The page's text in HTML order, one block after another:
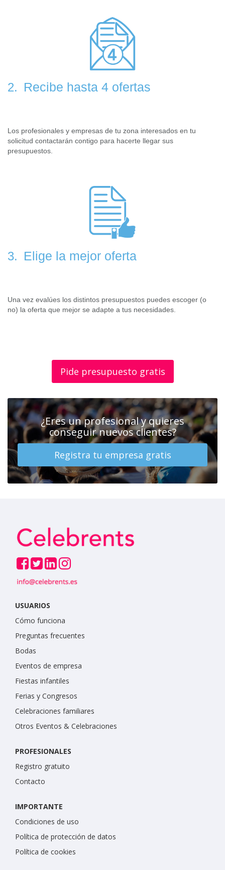
2. Recibe hasta 4 ofertas
Los profesionales y empresas de tu zona interesados en tu
solicitud contactarán contigo para hacerte llegar sus
presupuestos.
3. Elige la mejor oferta
Una vez evalúes los distintos presupuestos puedes escoger (o
no) la oferta que mejor se adapte a tus necesidades.
Pide presupuesto gratis
¿Eres un profesional y quieres
conseguir nuevos clientes?
Registra tu empresa gratis
USUARIOS
Cómo funciona
Preguntas frecuentes
Bodas
Eventos de empresa
Fiestas infantiles
Ferias y Congresos
Celebraciones familiares
Otros Eventos & Celebraciones
PROFESIONALES
Registro gratuito
Contacto
IMPORTANTE
Condiciones de uso
Política de protección de datos
Política de cookies